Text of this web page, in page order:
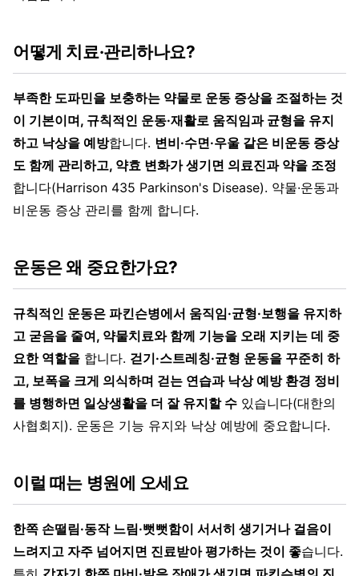
어떻게 치료·관리하나요?
부족한 도파민을 보충하는 약물로 운동 증상을 조절하는 것
이 기본이며, 규칙적인 운동·재활로 움직임과 균형을 유지
하고 낙상을 예방합니다. 변비·수면·우울 같은 비운동 증상
도 함께 관리하고, 약효 변화가 생기면 의료진과 약을 조정
합니다(Harrison 435 Parkinson's Disease). 약물·운동과
비운동 증상 관리를 함께 합니다.
운동은 왜 중요한가요?
규칙적인 운동은 파킨슨병에서 움직임·균형·보행을 유지하
고 굳음을 줄여, 약물치료와 함께 기능을 오래 지키는 데 중
요한 역할을 합니다. 걷기·스트레칭·균형 운동을 꾸준히 하
고, 보폭을 크게 의식하며 걷는 연습과 낙상 예방 환경 정비
를 병행하면 일상생활을 더 잘 유지할 수 있습니다(대한의
사협회지). 운동은 기능 유지와 낙상 예방에 중요합니다.
이럴 때는 병원에 오세요
한쪽 손떨림·동작 느림·뻣뻣함이 서서히 생기거나 걸음이
느려지고 자주 넘어지면 진료받아 평가하는 것이 좋습니다.